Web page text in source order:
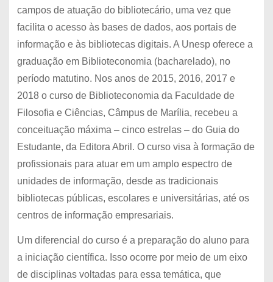
campos de atuação do bibliotecário, uma vez que
facilita o acesso às bases de dados, aos portais de
informação e às bibliotecas digitais. A Unesp oferece a
graduação em Biblioteconomia (bacharelado), no
período matutino. Nos anos de 2015, 2016, 2017 e
2018 o curso de Biblioteconomia da Faculdade de
Filosofia e Ciências, Câmpus de Marília, recebeu a
conceituação máxima – cinco estrelas – do Guia do
Estudante, da Editora Abril. O curso visa à formação de
profissionais para atuar em um amplo espectro de
unidades de informação, desde as tradicionais
bibliotecas públicas, escolares e universitárias, até os
centros de informação empresariais.
Um diferencial do curso é a preparação do aluno para
a iniciação científica. Isso ocorre por meio de um eixo
de disciplinas voltadas para essa temática, que